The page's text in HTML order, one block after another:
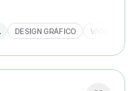
DESIGN GRÁFICO VAGA